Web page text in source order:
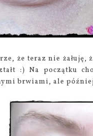
że teraz nie żałuję,
:) Na początku
brwiami, ale